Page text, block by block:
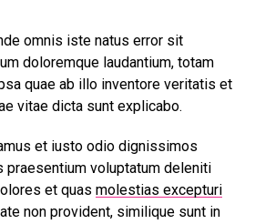
omnis iste natus error sit
doloremque laudantium, totam
quae ab illo inventore veritatis et
vitae dicta sunt explicabo.
et iusto odio dignissimos
praesentium voluptatum deleniti
et quas molestias excepturi
non provident, similique sunt in